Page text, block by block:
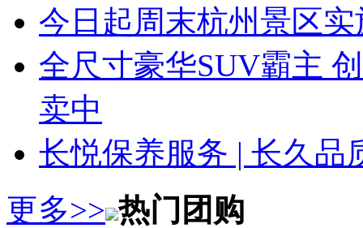
今日起周末杭州景区
全尺寸豪华SUV霸主
卖中
长悦保养服务 | 长久品
更多>> 热门团购